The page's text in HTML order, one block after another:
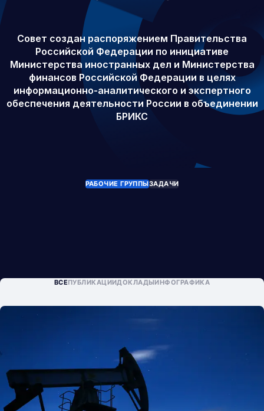
Совет создан распоряжением Правительства
Российской Федерации по инициативе
Министерства иностранных дел и Министерства
финансов Российской Федерации в целях
информационно-аналитического и экспертного
обеспечения деятельности России в объединении
БРИКС
РАБОЧИЕ ГРУППЫЗАДАЧИ
ВСЕПУБЛИКАЦИИДОКЛАДЫИНФОГРАФИКА